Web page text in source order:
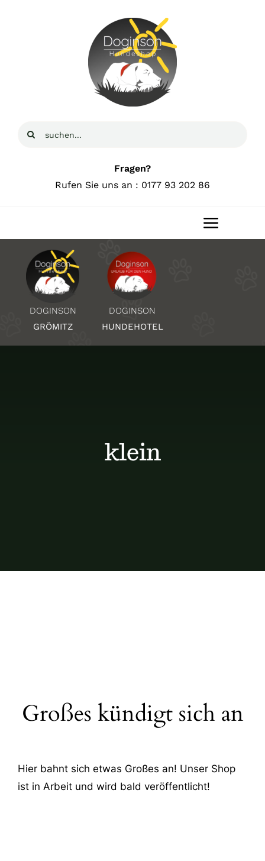
Suche
Fragen?
Rufen Sie uns an : 0177 93 202 86
Toggle
Home
Über Uns
DOGINSON
GRÖMITZ
DOGINSON
HUNDEHOTEL
klein
Großes kündigt sich an
Hier bahnt sich etwas Großes an! Unser Shop
ist in Arbeit und wird bald veröffentlicht!